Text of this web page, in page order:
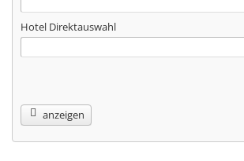
Hotel Direktauswahl
anzeigen